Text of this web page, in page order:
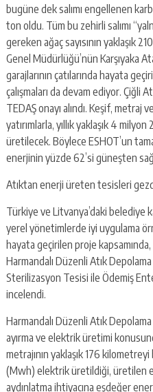
bugüne dek salımı engellenen
ton oldu. Tüm bu zehirli salımı
gereken ağaç sayısının yaklaşık
Genel Müdürlüğü’nün Karşıyaka
garajlarının çatılarında hayata
çalışmaları da devam ediyor. Çiğli
TEDAŞ onayı alındı. Keşif, metraj
yatırımlarla, yıllık yaklaşık 4
üretilecek. Böylece ESHOT’un
enerjinin yüzde 62’si güneşten
Atıktan enerji üreten tesisleri
Türkiye ve Litvanya’daki belediye
yerel yönetimlerde iyi uygulama
hayata geçirilen proje
Harmandalı Düzenli Atık
Sterilizasyon Tesisi ile Ödemiş
incelendi.
Harmandalı Düzenli Atık
ayırma ve elektrik üretimi
metrajının yaklaşık 176
(Mwh) elektrik üretildiği, üretilen
aydınlatma ihtiyacına eşdeğer